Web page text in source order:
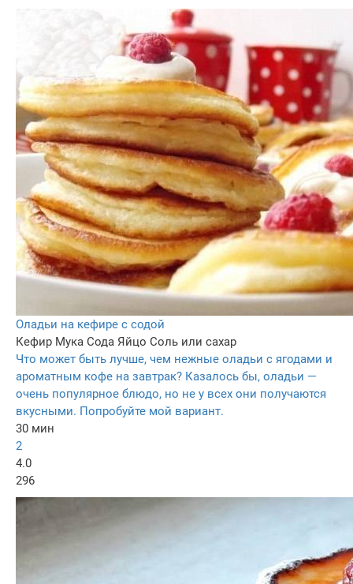
Оладьи на кефире с содой
Кефир Мука Сода Яйцо Соль или сахар
Что может быть лучше, чем нежные оладьи с ягодами и
ароматным кофе на завтрак? Казалось бы, оладьи —
очень популярное блюдо, но не у всех они получаются
вкусными. Попробуйте мой вариант.
30 мин
2
4.0
296